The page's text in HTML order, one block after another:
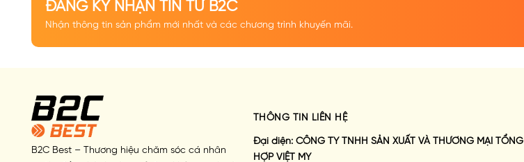
ĐĂNG KÝ NHẬN TIN TỪ B2C
Nhận thông tin sản phẩm mới nhất và các chương trình khuyến mãi.
B2C Best – Thương hiệu chăm sóc cá nhân
THÔNG TIN LIÊN HỆ
Đại diện: CÔNG TY TNHH SẢN XUẤT VÀ THƯƠNG MẠI TỔNG
HỢP VIỆT MY